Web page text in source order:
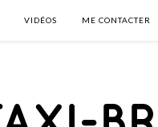
VIDÉOS ME CONTACTER